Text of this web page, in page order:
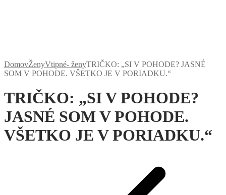
DomovŽenyVtipné- ženyTRIČKO: „SI V POHODE? JASNÉ
SOM V POHODE. VŠETKO JE V PORIADKU.“
TRIČKO: „SI V POHODE?
JASNÉ SOM V POHODE.
VŠETKO JE V PORIADKU.“